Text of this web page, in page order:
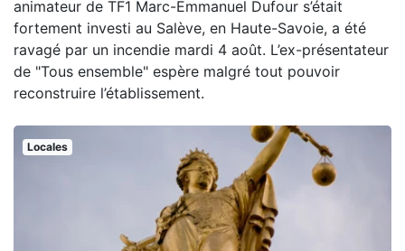
animateur de TF1 Marc-Emmanuel Dufour s’était
fortement investi au Salève, en Haute-Savoie, a été
ravagé par un incendie mardi 4 août. L’ex-présentateur
de "Tous ensemble" espère malgré tout pouvoir
reconstruire l’établissement.
Locales